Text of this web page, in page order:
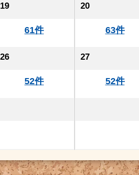
19
61件
20
63件
26
52件
27
52件